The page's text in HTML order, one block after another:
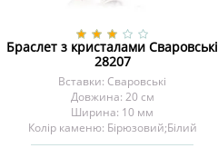
Браслет з кристалами Сваровські
28207
Вставки: Сваровські
Довжина: 20 см
Ширина: 10 мм
Колір каменю: Бірюзовий;Білий